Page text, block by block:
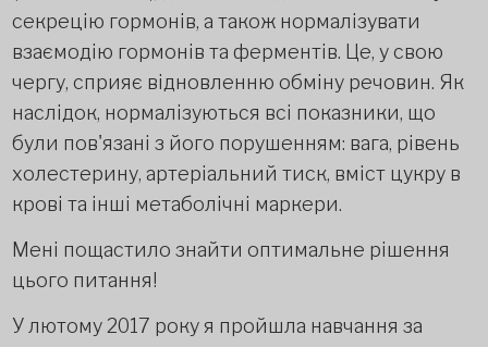
секрецію гормонів, а також нормалізувати
взаємодію гормонів та ферментів. Це, у свою
чергу, сприяє відновленню обміну речовин. Як
наслідок, нормалізуються всі показники, що
були пов'язані з його порушенням: вага, рівень
холестерину, артеріальний тиск, вміст цукру в
крові та інші метаболічні маркери.
Мені пощастило знайти оптимальне рішення
цього питання!
У лютому 2017 року я пройшла навчання за